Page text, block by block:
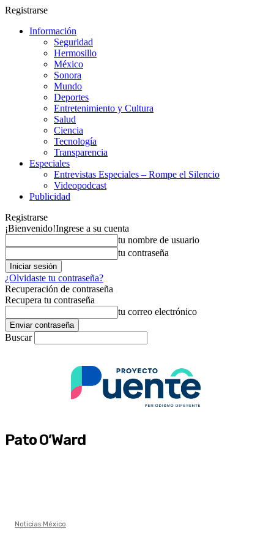
Registrarse
Información
Seguridad
Hermosillo
México
Sonora
Mundo
Deportes
Entretenimiento y Cultura
Salud
Ciencia
Tecnología
Transparencia
Especiales
Entrevistas Especiales – Rompe el Silencio
Videopodcast
Publicidad
Registrarse
¡Bienvenido!Ingrese a su cuenta
tu nombre de usuario
tu contraseña
¿Olvidaste tu contraseña?
Recuperación de contraseña
Recupera tu contraseña
tu correo electrónico
Buscar
Pato O’Ward
Noticias México